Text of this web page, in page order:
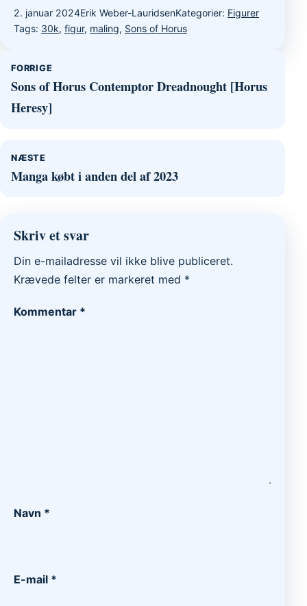
2. januar 2024Erik Weber-LauridsenKategorier: Figurer
Tags: 30k, figur, maling, Sons of Horus
Indlægsnavigation
FORRIGE
Sons of Horus Contemptor Dreadnought [Horus
Heresy]
NÆSTE
Manga købt i anden del af 2023
Skriv et svar
Din e-mailadresse vil ikke blive publiceret.
Krævede felter er markeret med *
Kommentar *
Navn *
E-mail *